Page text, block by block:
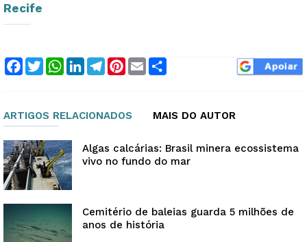
Recife
Facebook
TwitterWhatsApp
LinkedInTelegram
Pinterest
Email
ARTIGOS RELACIONADOS MAIS DO AUTOR
Algas calcárias: Brasil minera ecossistema
vivo no fundo do mar
Cemitério de baleias guarda 5 milhões de
anos de história